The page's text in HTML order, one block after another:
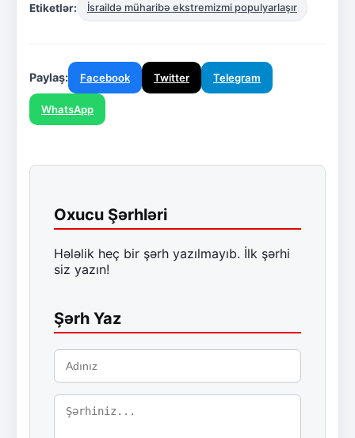
Etiketlər: İsraildə müharibə ekstremizmi populyarlaşır
Paylaş: Facebook Twitter Telegram
WhatsApp
Oxucu Şərhləri
Hələlik heç bir şərh yazılmayıb. İlk şərhi
siz yazın!
Şərh Yaz